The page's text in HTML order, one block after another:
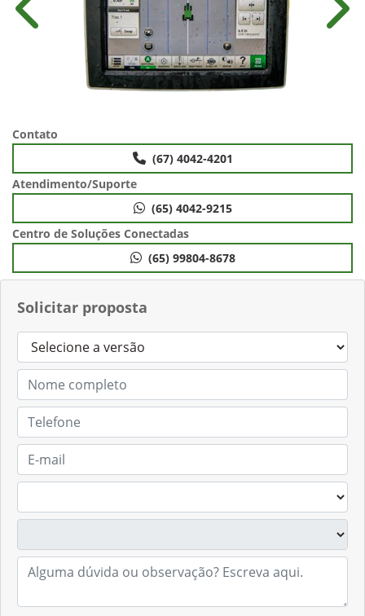
Solicitar proposta
Anterior
Contato
(67) 4042-4201
Atendimento/Suporte
(65) 4042-9215
Centro de Soluções Conectadas
(65) 99804-8678